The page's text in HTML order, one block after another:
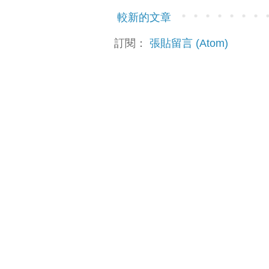
較新的文章
訂閱： 張貼留言 (Atom)